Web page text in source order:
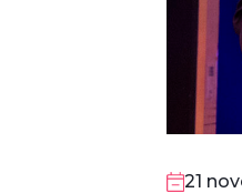
21